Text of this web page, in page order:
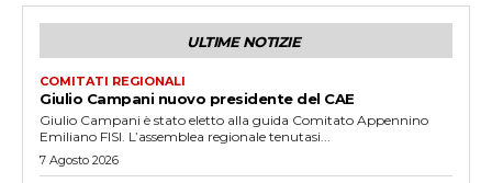
ULTIME NOTIZIE
COMITATI REGIONALI
Giulio Campani nuovo presidente del CAE
Giulio Campani è stato eletto alla guida Comitato Appennino
Emiliano FISI. L’assemblea regionale tenutasi...
7 Agosto 2026